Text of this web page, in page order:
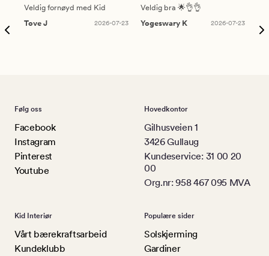
Veldig fornøyd med Kid
Tove J
2026-07-23
Veldig bra 🌟👌👌
Yogeswary K
2026-07-23
Følg oss
Facebook
Instagram
Pinterest
Youtube
Hovedkontor
Gilhusveien 1
3426 Gullaug
Kundeservice: 31 00 20
00
Org.nr: 958 467 095 MVA
Kid Interiør
Vårt bærekraftsarbeid
Kundeklubb
Populære sider
Solskjerming
Gardiner